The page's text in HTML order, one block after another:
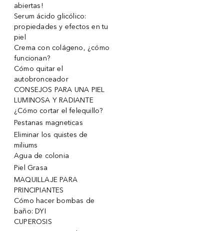
abiertas!
Serum ácido glicólico:
propiedades y efectos en tu
piel
Crema con colágeno, ¿cómo
funcionan?
Cómo quitar el
autobronceador
CONSEJOS PARA UNA PIEL
LUMINOSA Y RADIANTE
¿Cómo cortar el felequillo?
Pestanas magneticas
Eliminar los quistes de
miliums
Agua de colonia
Piel Grasa
MAQUILLAJE PARA
PRINCIPIANTES
Cómo hacer bombas de
baño: DYI
CUPEROSIS